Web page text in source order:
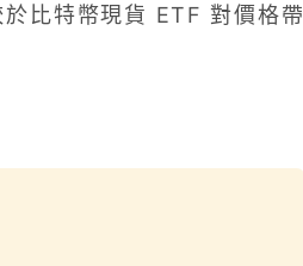
比特幣現貨 ETF 對價格帶